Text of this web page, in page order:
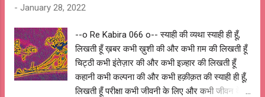
बनता, रंगों में भी खूब समता. क़ाश मैं बादल होता थोड़ा
आहें भरते, सोच मेरी आज़ाद होती, आज़ाद मैं होता जैसे
परिंदा, क़ाश मैं बादल होता थोड़ा पागल होता, क़ाश मैं बादल
होता थोड़ा पागल होता. आशुतोष झुड़ेले Ashutosh
Jhureley @OReKabira --o Re Kabira 068 o--
- January 28, 2022
--o Re Kabira 066 o-- स्याही की व्यथा स्याही ही हूँ,
लिखती हूँ ख़बर कभी ख़ुशी की और कभी ग़म की लिखती हूँ
चिट्ठी कभी इंतेज़ार की और कभी इज़्हार की लिखती हूँ
कहानी कभी कल्पना की और कभी हक़ीक़त की स्याही ही हूँ,
लिखती हूँ परीक्षा कभी जीवनी के लिए और कभी जीवन के